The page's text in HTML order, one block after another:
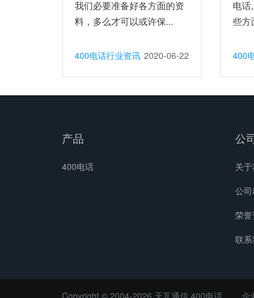
我们必要准备好各方面的资
料，多么才可以或许保...
400电话行业资讯 2020-06-22
电话
些方
400
产品
400电话
公
关
公
荣
联
Copyright © 2004-2026 天互通信 400电话 企